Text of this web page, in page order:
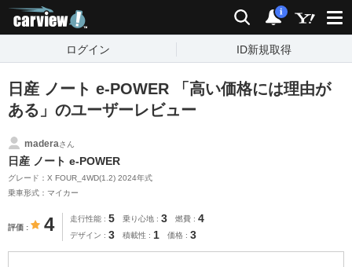
検索 通知
i
ログイン ID新規取得
日産 ノート e-POWER 「高い価格には理由が
ある」のユーザーレビュー
maderaさん
日産 ノート e-POWER
グレード：X FOUR_4WD(1.2) 2024年式
乗車形式：マイカー
評価 4 走行性能 5 乗り心地 3 燃費 4
デザイン 3 積載性 1 価格 3